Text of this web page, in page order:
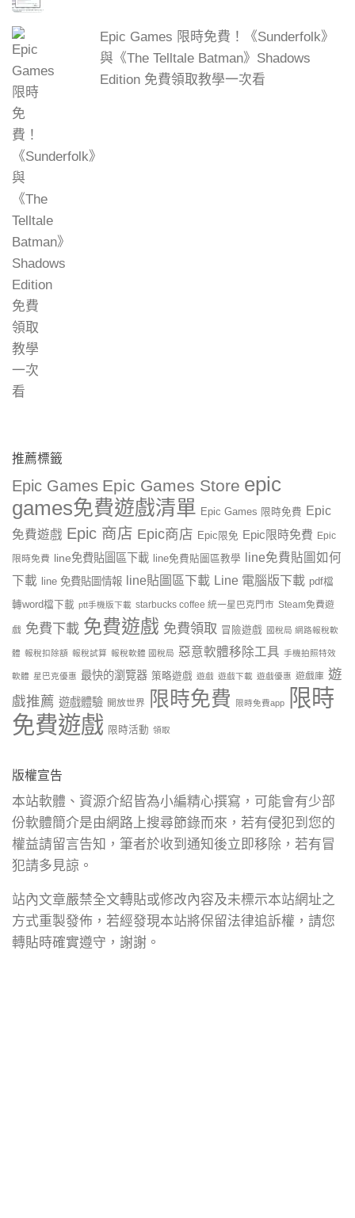
Epic Games 限時免費！《Sunderfolk》
與《The Telltale Batman》Shadows
Edition 免費領取教學一次看
推薦標籤
Epic Games Epic Games Store epic
games免費遊戲清單 Epic Games 限時免費 Epic
免費遊戲 Epic 商店 Epic商店 Epic限免 Epic限時免費 Epic
限時免費 line免費貼圖區下載 line免費貼圖區教學
line免費貼圖如何
下載 line 免費貼圖情報 line貼圖區下載 Line 電腦版下載 pdf檔
轉word檔下載 ptt手機版下載 starbucks coffee 統一星巴克門市 Steam免費遊
戲 免費下載 免費遊戲 免費領取 冒險遊戲 國稅局 網路報稅軟
體 報稅扣除額 報稅試算 報稅軟體 國稅局 惡意軟體移除工具 手機拍照特效
軟體 星巴克優惠 最快的瀏覽器 策略遊戲 遊戲 遊戲下載 遊戲優惠 遊戲庫 遊
戲推薦 遊戲體驗 開放世界 限時免費 限時免費app
限時
免費遊戲 限時活動 領取
版權宣告
本站軟體、資源介紹皆為小編精心撰寫，可能會有少部
份軟體簡介是由網路上搜尋節錄而來，若有侵犯到您的
權益請留言告知，筆者於收到通知後立即移除，若有冒
犯請多見諒。
站內文章嚴禁全文轉貼或修改內容及未標示本站網址之
方式重製發佈，若經發現本站將保留法律追訴權，請您
轉貼時確實遵守，謝謝。